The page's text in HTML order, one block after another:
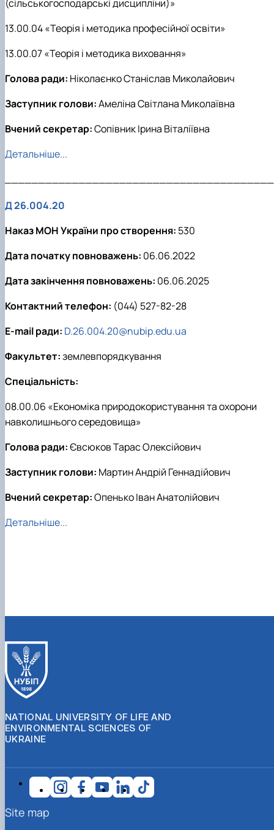
(сільськогосподарські дисципліни)»
13.00.04 «Теорія і методика професійної освіти»
13.00.07 «Теорія і методика виховання»
Голова ради: Ніколаєнко Станіслав Миколайович
Заступник голови:Амеліна Світлана Миколаївна
Вчений секретар:Сопівник Ірина Віталіївна
Детальніше...
Д 26.004.20
Наказ МОН України про створення: 530
Дата початку повноважень: 06.06.2022
Дата закінчення повноважень: 06.06.2025
Контактний телефон: (044) 527-82-28
E-mail ради: D.26.004.20@nubip.edu.ua
Факультет:землевпорядкування
Спеціальність:
08.00.06 «Економіка природокористування та охорони
навколишнього середовища»
Голова ради:Євсюков Тарас Олексійович
Заступник голови: Мартин Андрій Геннадійович
Вчений секретар:Опенько Іван Анатолійович
Детальніше...
NATIONAL UNIVERSITY OF LIFE AND
ENVIRONMENTAL SCIENCES OF
UKRAINE
Site map